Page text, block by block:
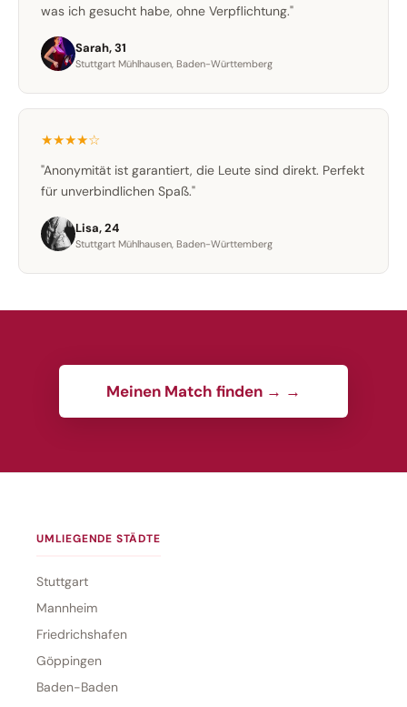
was ich gesucht habe, ohne Verpflichtung."
Sarah, 31
Stuttgart Mühlhausen, Baden-Württemberg
★★★★☆
"Anonymität ist garantiert, die Leute sind direkt. Perfekt
für unverbindlichen Spaß."
Lisa, 24
Stuttgart Mühlhausen, Baden-Württemberg
Meinen Match finden → →
UMLIEGENDE STÄDTE
Stuttgart
Mannheim
Friedrichshafen
Göppingen
Baden-Baden